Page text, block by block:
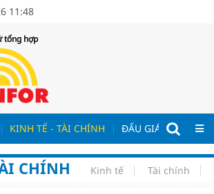
11:48
tổng hợp
KINH TẾ - TÀI CHÍNH ĐẤU GIÁ - ĐẤU
CHÍNH Kinh tế Tài chính